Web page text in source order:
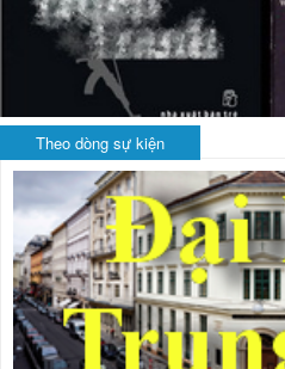
Theo dòng sự kiện